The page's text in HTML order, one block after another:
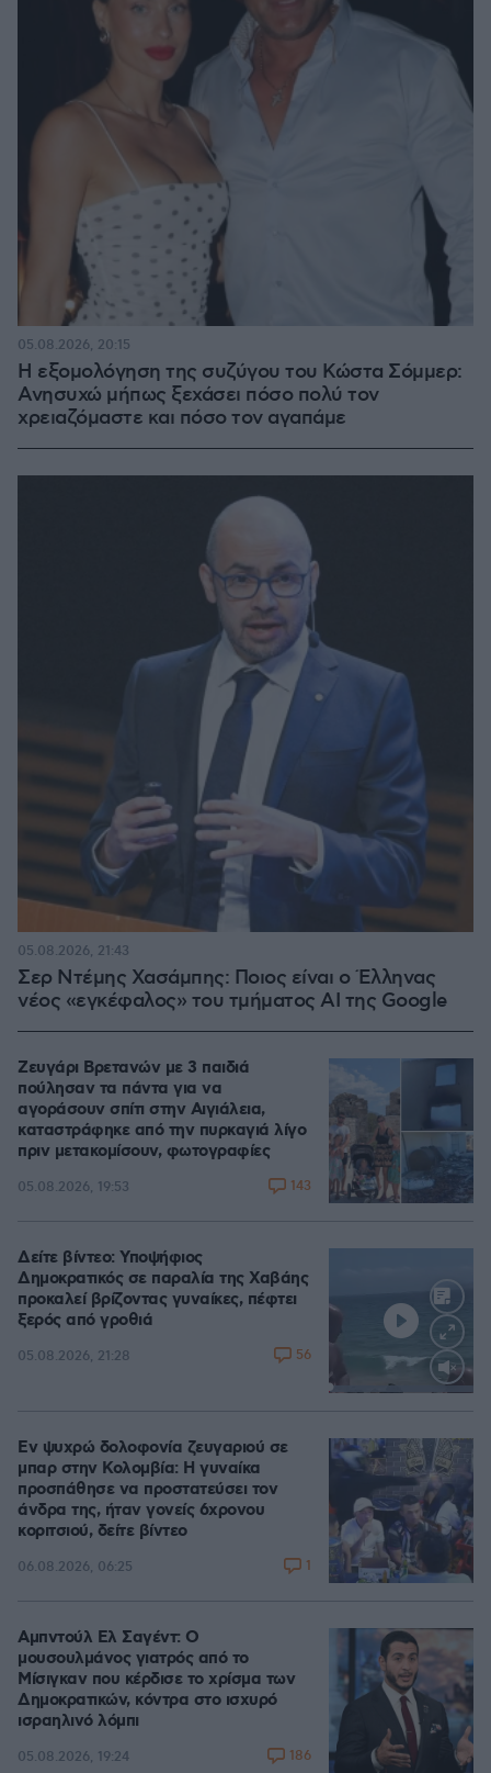
Η εξομολόγηση της συζύγου του Κώστα Σόμμερ:
Ανησυχώ μήπως ξεχάσει πόσο πολύ τον
χρειαζόμαστε και πόσο τον αγαπάμε
05.08.2026, 20:15
Σερ Ντέμης Χασάμπης: Ποιος είναι ο Έλληνας
νέος «εγκέφαλος» του τμήματος AI της Google
05.08.2026, 21:43
Ζευγάρι Βρετανών με 3 παιδιά
πούλησαν τα πάντα για να
αγοράσουν σπίτι στην Αιγιάλεια,
καταστράφηκε από την πυρκαγιά λίγο
πριν μετακομίσουν, φωτογραφίες
05.08.2026, 19:53 143
Loaded
Δείτε βίντεο: Υποψήφιος
Δημοκρατικός σε παραλία της Χαβάης
προκαλεί βρίζοντας γυναίκες, πέφτει
ξερός από γροθιά
05.08.2026, 21:28 56
Εν ψυχρώ δολοφονία ζευγαριού σε
μπαρ στην Κολομβία: Η γυναίκα
προσπάθησε να προστατεύσει τον
άνδρα της, ήταν γονείς 6χρονου
κοριτσιού, δείτε βίντεο
06.08.2026, 06:25 1
Αμπντούλ Ελ Σαγέντ: Ο
μουσουλμάνος γιατρός από το
Μίσιγκαν που κέρδισε το χρίσμα των
Δημοκρατικών, κόντρα στο ισχυρό
ισραηλινό λόμπι
05.08.2026, 19:24 186